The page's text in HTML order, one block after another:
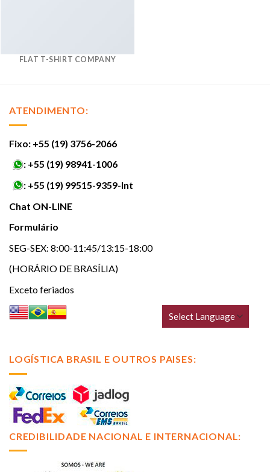
FLAT T-SHIRT COMPANY
ATENDIMENTO:
Fixo: +55 (19) 3756-2066
: +55 (19) 98941-1006
: +55 (19) 99515-9359-Int
Chat ON-LINE
Formulário
SEG-SEX: 8:00-11:45/13:15-18:00
(HORÁRIO DE BRASÍLIA)
Exceto feriados
LOGÍSTICA BRASIL E OUTROS PAISES:
CREDIBILIDADE NACIONAL E INTERNACIONAL: